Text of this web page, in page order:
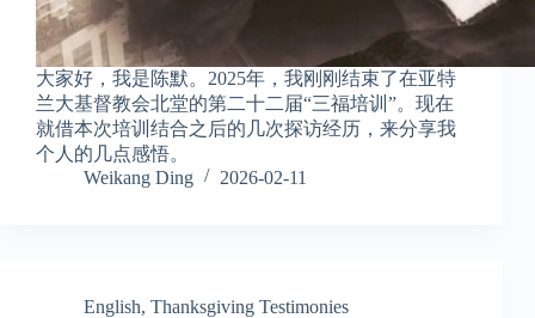
大家好，我是陈默。2025年，我刚刚结束了在亚特
兰大基督教会北堂的第二十二届“三福培训”。现在
就借本次培训结合之后的几次探访经历，来分享我
个人的几点感悟。
Weikang Ding
2026-02-11
English, Thanksgiving Testimonies